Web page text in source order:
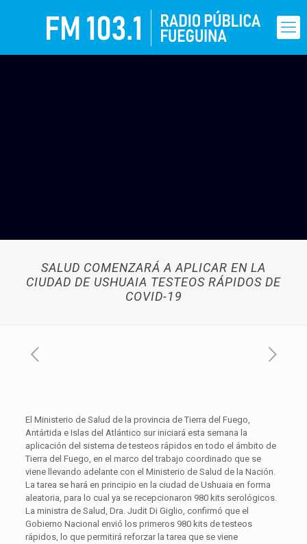
SALUD COMENZARÁ A APLICAR EN LA
CIUDAD DE USHUAIA TESTEOS RÁPIDOS DE
COVID-19
El Ministerio de Salud de la provincia de Tierra del Fuego,
Antártida e Islas del Atlántico sur iniciará esta semana la
aplicación del sistema de testeos rápidos en todo el ámbito de
Tierra del Fuego, en el marco del trabajo coordinado que se
viene llevando adelante con el Ministerio de Salud de la Nación.
La tarea se hará en principio en la ciudad de Ushuaia en forma
aleatoria, para lo cual ya se recepcionaron 980 kits serológicos.
La ministra de Salud, Dra. Judit Di Giglio, confirmó que el
Gobierno Nacional envió los primeros 980 kits de testeos
rápidos, lo que permitirá reforzar la tarea que se viene